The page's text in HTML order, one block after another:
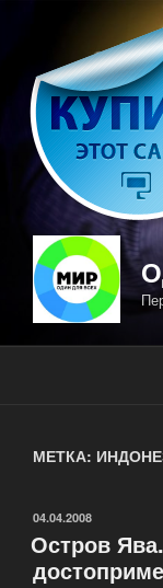
содержимому
МЕТКА:
ОПУБЛИКОВАНО
04.04.2008
Остров